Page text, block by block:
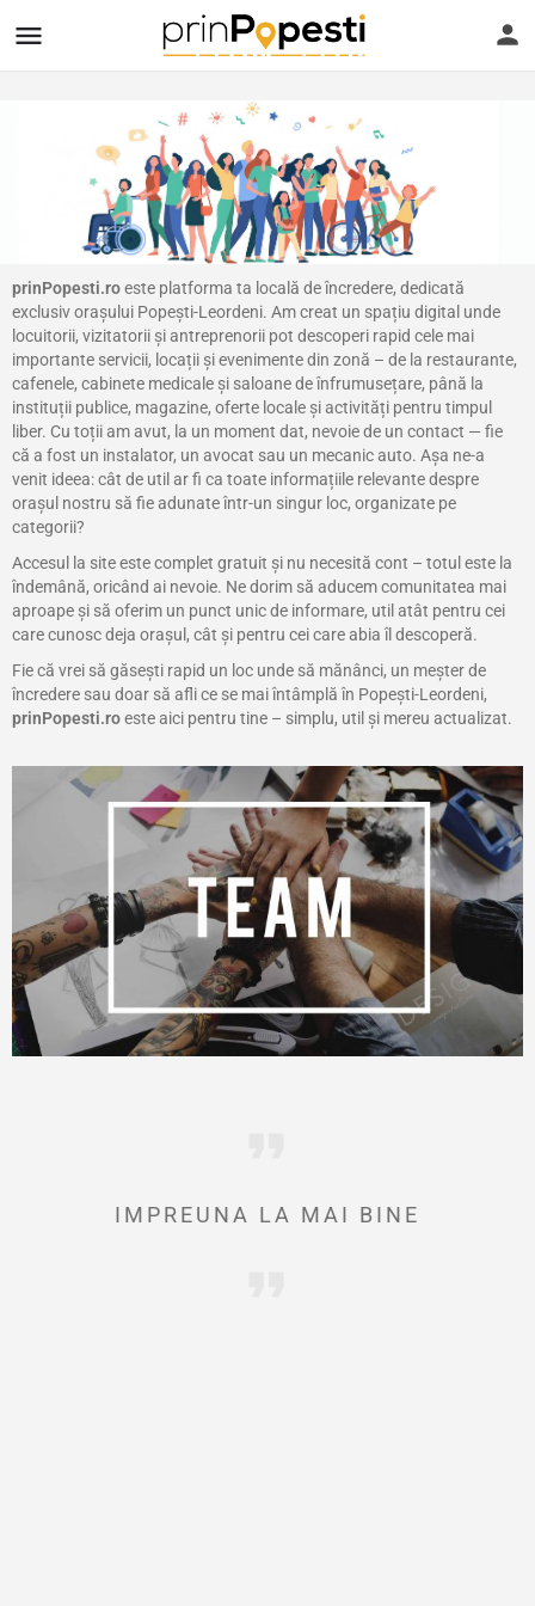
prinPopesti.roeste platforma ta locală de încredere, dedicată
exclusiv orașului Popești-Leordeni. Am creat un spațiu digital unde
locuitorii, vizitatorii și antreprenorii pot descoperi rapid cele mai
importante servicii, locații și evenimente din zonă – de la restaurante,
cafenele, cabinete medicale și saloane de înfrumusețare, până la
instituții publice, magazine, oferte locale și activități pentru timpul
liber. Cu toții am avut, la un moment dat, nevoie de un contact — fie
că a fost un instalator, un avocat sau un mecanic auto. Așa ne-a
venit ideea: cât de util ar fi ca toate informațiile relevante despre
orașul nostru să fie adunate într-un singur loc, organizate pe
categorii?
Accesul la site este complet gratuit și nu necesită cont – totul este la
îndemână, oricând ai nevoie. Ne dorim să aducem comunitatea mai
aproape și să oferim un punct unic de informare, util atât pentru cei
care cunosc deja orașul, cât și pentru cei care abia îl descoperă.
Fie că vrei să găsești rapid un loc unde să mănânci, un meșter de
încredere sau doar să afli ce se mai întâmplă în Popești-Leordeni,
prinPopesti.roeste aici pentru tine – simplu, util și mereu actualizat.
IMPREUNA LA MAI BINE